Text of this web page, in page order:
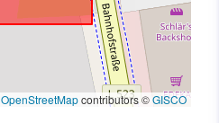
OpenStreetMapcontributors ©GISCO